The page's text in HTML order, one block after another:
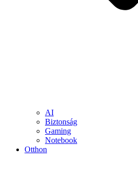
AI
Biztonság
Gaming
Notebook
Otthon